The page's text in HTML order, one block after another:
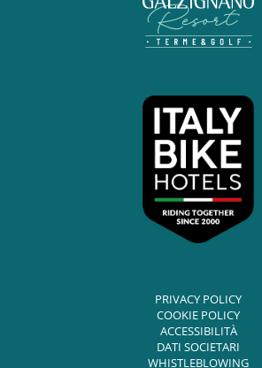
PRIVACY POLICY
COOKIE POLICY
ACCESSIBILITÀ
DATI SOCIETARI
WHISTLEBLOWING